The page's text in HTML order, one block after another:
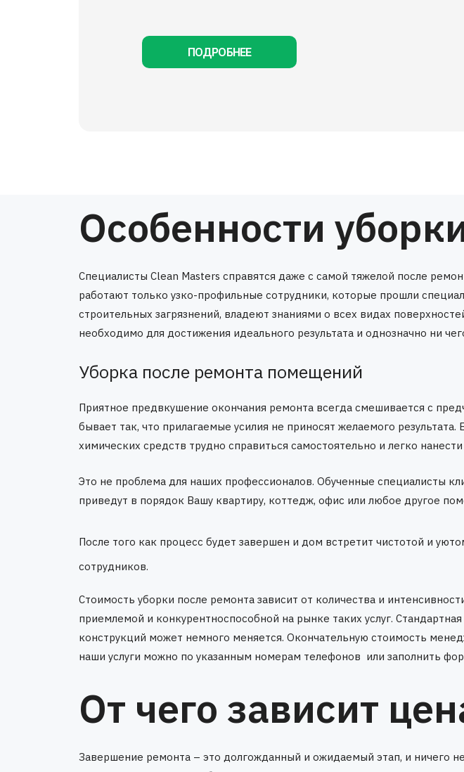
ПОДРОБНЕЕ
Особенности
Специалисты Clean Masters справятся даже с самой тяжелой после
работают только узко-профильные сотрудники, которые прошли
строительных загрязнений, владеют знаниями о всех видах
необходимо для достижения идеального результата и однозначно ни
Уборка после ремонта помещений
Приятное предвкушение окончания ремонта всегда смешивается с
бывает так, что прилагаемые усилия не приносят желаемого
химических средств трудно справиться самостоятельно и легко
Это не проблема для наших профессионалов. Обученные специалисты
приведут в порядок Вашу квартиру, коттедж, офис или любое другое
После того как процесс будет завершен и дом встретит чистотой и
сотрудников.
Стоимость уборки после ремонта зависит от количества и
приемлемой и конкурентноспособной на рынке таких услуг.
конструкций может немного меняется. Окончательную стоимость
наши услуги можно по указанным номерам телефонов или заполнить
От чего зависит
Завершение ремонта – это долгожданный и ожидаемый этап, и ничего